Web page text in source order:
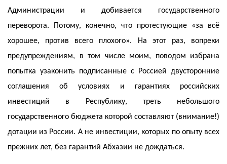
Администрации и добивается государственного
переворота. Потому, конечно, что протестующие «за всё
хорошее, против всего плохого». На этот раз, вопреки
предупреждениям, в том числе моим, поводом избрана
попытка узаконить подписанные с Россией двусторонние
соглашения об условиях и гарантиях российских
инвестиций в Республику, треть небольшого
государственного бюджета которой составляют (внимание!)
дотации из России. А не инвестиции, которых по опыту всех
прежних лет, без гарантий Абхазии не дождаться.